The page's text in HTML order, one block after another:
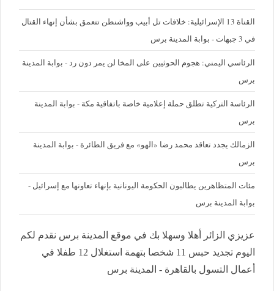
القناة 13 الإسرائيلية: خلافات تل أبيب وواشنطن تتعمق بشأن إنهاء القتال
في 3 جبهات - بوابة المدينة برس
الرئاسي اليمني: هجوم الحوثيين على المخا لن يمر دون رد - بوابة المدينة
برس
الرئاسة التركية تطلق حملة إعلامية خاصة باتفاقية مكة - بوابة المدينة
برس
الزمالك يجدد تعاقد محمد رضا «الهو» مع فريق الطائرة - بوابة المدينة
برس
مئات المتظاهرين يطالبون الحكومة اليونانية بإنهاء تعاونها مع إسرائيل -
بوابة المدينة برس
عزيزي الزائر أهلا وسهلا بك في موقع المدينة برس نقدم لكم
اليوم تجديد حبس 11 شخصا بتهمة استغلال 12 طفلا في
أعمال التسول بالقاهرة - المدينة برس